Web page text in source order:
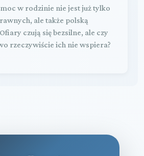
w rodzinie nie jest już tylko
ale także polską
czują się bezsilne, ale czy
rzeczywiście ich nie wspiera?